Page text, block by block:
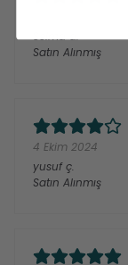
Selma a.
Satın Alınmış
4 Ekim 2024
yusuf ç.
Satın Alınmış